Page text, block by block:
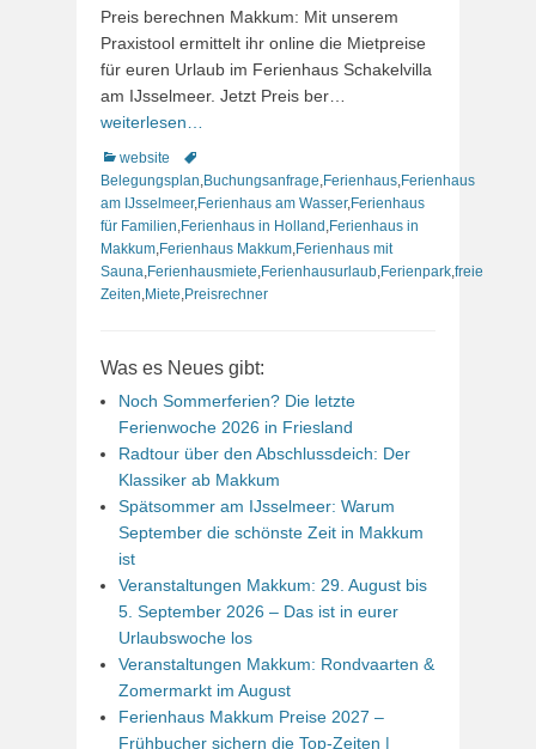
Preis berechnen Makkum: Mit unserem
Praxistool ermittelt ihr online die Mietpreise
für euren Urlaub im Ferienhaus Schakelvilla
am IJsselmeer. Jetzt Preis ber…
weiterlesen…
Kategorien
website
Schlagworte
Belegungsplan,Buchungsanfrage,Ferienhaus,Ferienhaus
am IJsselmeer,Ferienhaus am Wasser,Ferienhaus
für Familien,Ferienhaus in Holland ,Ferienhaus in
Makkum,Ferienhaus Makkum,Ferienhaus mit
Sauna,Ferienhausmiete,Ferienhausurlaub,Ferienpark,freie
Zeiten,Miete,Preisrechner
Was es Neues gibt:
Noch Sommerferien? Die letzte
Ferienwoche 2026 in Friesland
Radtour über den Abschlussdeich: Der
Klassiker ab Makkum
Spätsommer am IJsselmeer: Warum
September die schönste Zeit in Makkum
ist
Veranstaltungen Makkum: 29. August bis
5. September 2026 – Das ist in eurer
Urlaubswoche los
Veranstaltungen Makkum: Rondvaarten &
Zomermarkt im August
Ferienhaus Makkum Preise 2027 –
Frühbucher sichern die Top-Zeiten |